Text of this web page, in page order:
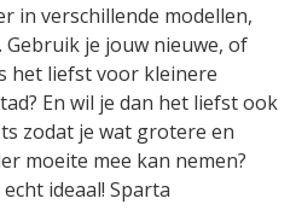
in verschillende modellen,
Gebruik je jouw nieuwe, of
het liefst voor kleinere
En wil je dan het liefst ook
zodat je wat grotere en
moeite mee kan nemen?
ideaal! Sparta